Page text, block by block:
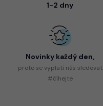
1-2 dny
Novinky každý den,
protose vyplatí nás sledovat
#číhejte